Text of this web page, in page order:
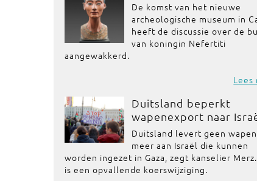
De komst van het nieuwe
archeologische museum in
heeft de discussie over de
van koningin Nefertiti
aangewakkerd.
Lees
Duitsland beperkt
wapenexport naar
Duitsland levert geen
meer aan Israël die kunnen
worden ingezet in Gaza, zegt kanselier
is een opvallende koerswijziging.